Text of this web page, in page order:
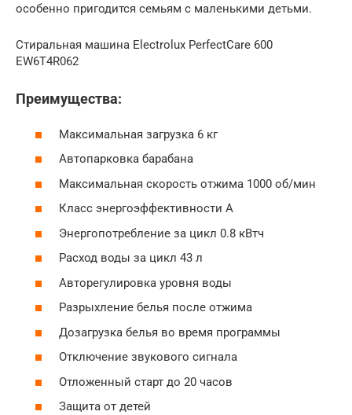
особенно пригодится семьям с маленькими детьми.
Стиральная машина Electrolux PerfectCare 600
EW6T4R062
Преимущества:
Максимальная загрузка 6 кг
Автопарковка барабана
Максимальная скорость отжима 1000 об/мин
Класс энергоэффективности A
Энергопотребление за цикл 0.8 кВтч
Расход воды за цикл 43 л
Авторегулировка уровня воды
Разрыхление белья после отжима
Дозагрузка белья во время программы
Отключение звукового сигнала
Отложенный старт до 20 часов
Защита от детей